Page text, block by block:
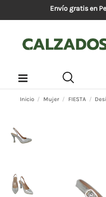
Envío gratis en
Inicio Mujer FIESTA